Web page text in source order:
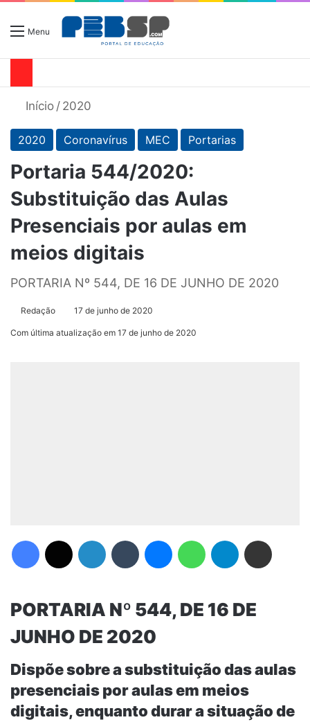
Menu
Início / 2020
2020 Coronavírus MEC Portarias
Portaria 544/2020:
Substituição das Aulas
Presenciais por aulas em
meios digitais
PORTARIA Nº 544, DE 16 DE JUNHO DE 2020
Redação 17 de junho de 2020
Com última atualização em 17 de junho de 2020
PORTARIA Nº 544, DE 16 DE
JUNHO DE 2020
Dispõe sobre a substituição das aulas
presenciais por aulas em meios
digitais, enquanto durar a situação de